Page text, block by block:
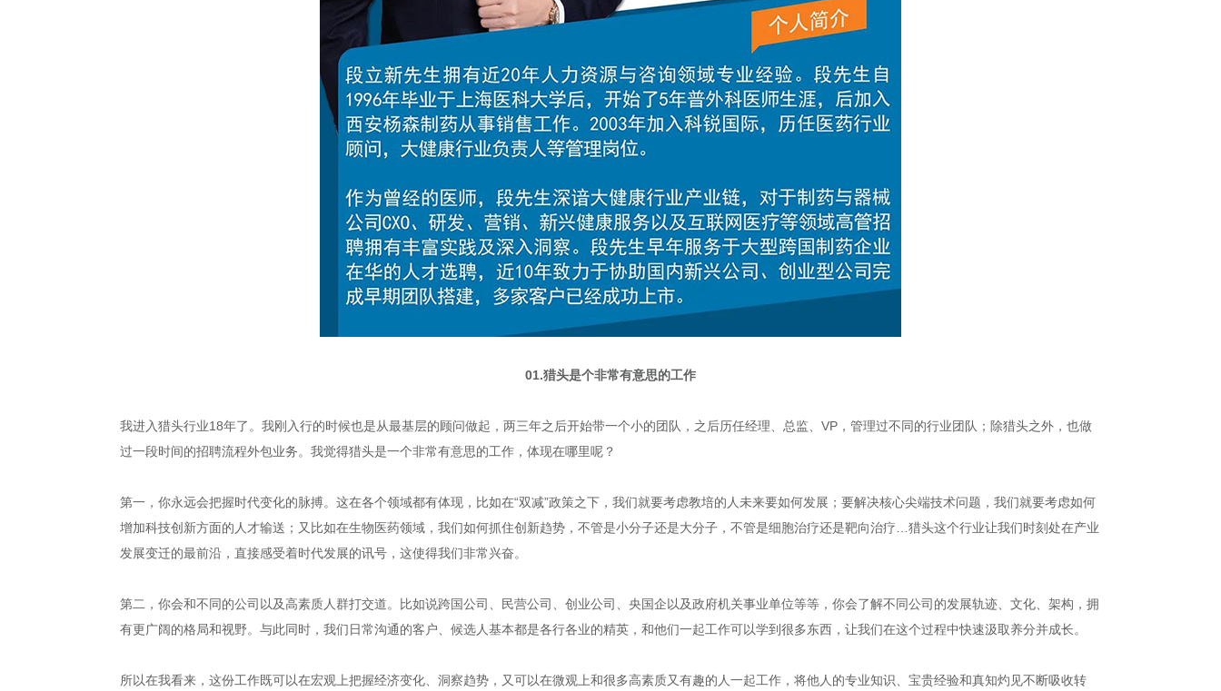
01.猎头是个非常有意思的工作
我进入猎头行业18年了。我刚入行的时候也是从最基层的顾问做起，两三年之后开始带一个小的团队，之后历任经理、总监、VP，管理过不同的行业团队；除猎头之外，也做
过一段时间的招聘流程外包业务。我觉得猎头是一个非常有意思的工作，体现在哪里呢？
第一，你永远会把握时代变化的脉搏。这在各个领域都有体现，比如在“双减”政策之下，我们就要考虑教培的人未来要如何发展；要解决核心尖端技术问题，我们就要考虑如何
增加科技创新方面的人才输送；又比如在生物医药领域，我们如何抓住创新趋势，不管是小分子还是大分子，不管是细胞治疗还是靶向治疗…猎头这个行业让我们时刻处在产业
发展变迁的最前沿，直接感受着时代发展的讯号，这使得我们非常兴奋。
第二，你会和不同的公司以及高素质人群打交道。比如说跨国公司、民营公司、创业公司、央国企以及政府机关事业单位等等，你会了解不同公司的发展轨迹、文化、架构，拥
有更广阔的格局和视野。与此同时，我们日常沟通的客户、候选人基本都是各行各业的精英，和他们一起工作可以学到很多东西，让我们在这个过程中快速汲取养分并成长。
所以在我看来，这份工作既可以在宏观上把握经济变化、洞察趋势，又可以在微观上和很多高素质又有趣的人一起工作，将他人的专业知识、宝贵经验和真知灼见不断吸收转